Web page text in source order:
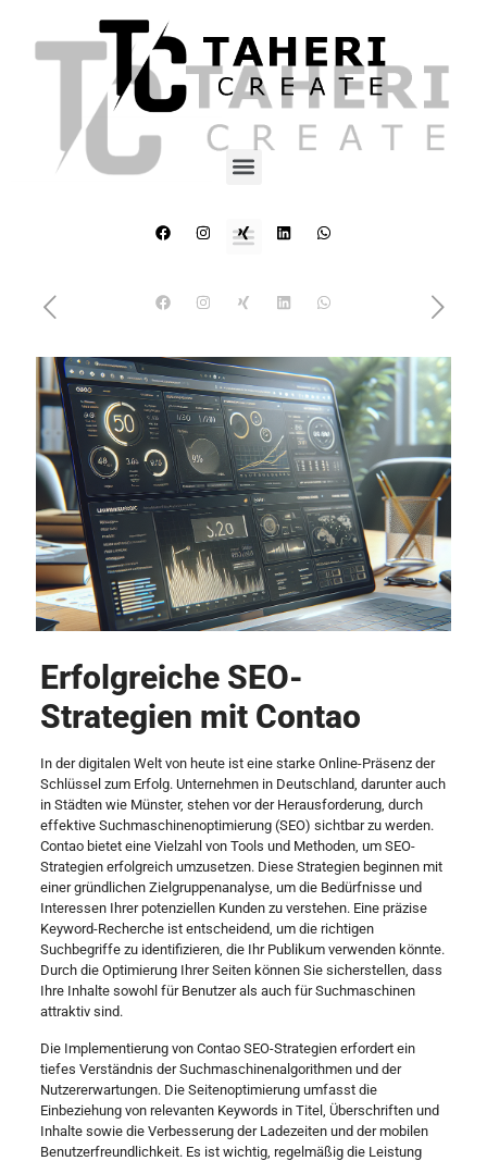
Erfolgreiche SEO-
Strategien mit Contao
In der digitalen Welt von heute ist eine starke Online-Präsenz der
Schlüssel zum Erfolg. Unternehmen in Deutschland, darunter auch
in Städten wie Münster, stehen vor der Herausforderung, durch
effektive Suchmaschinenoptimierung (SEO) sichtbar zu werden.
Contao bietet eine Vielzahl von Tools und Methoden, um SEO-
Strategien erfolgreich umzusetzen. Diese Strategien beginnen mit
einer gründlichen Zielgruppenanalyse, um die Bedürfnisse und
Interessen Ihrer potenziellen Kunden zu verstehen. Eine präzise
Keyword-Recherche ist entscheidend, um die richtigen
Suchbegriffe zu identifizieren, die Ihr Publikum verwenden könnte.
Durch die Optimierung Ihrer Seiten können Sie sicherstellen, dass
Ihre Inhalte sowohl für Benutzer als auch für Suchmaschinen
attraktiv sind.
Die Implementierung von Contao SEO-Strategien erfordert ein
tiefes Verständnis der Suchmaschinenalgorithmen und der
Nutzererwartungen. Die Seitenoptimierung umfasst die
Einbeziehung von relevanten Keywords in Titel, Überschriften und
Inhalte sowie die Verbesserung der Ladezeiten und der mobilen
Benutzerfreundlichkeit. Es ist wichtig, regelmäßig die Leistung